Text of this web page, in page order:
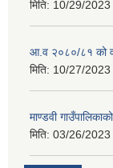
मिति: 10/29/
आ.व २०८०/८१ को
मिति: 10/27/
माण्डवी
मिति: 03/26/2023